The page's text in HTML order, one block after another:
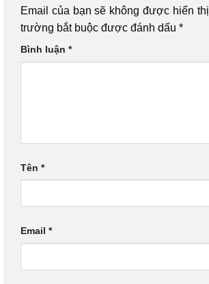
Email của bạn sẽ không được hiển
trường bắt buộc được đánh dấu *
Bình luận *
Tên *
Email *